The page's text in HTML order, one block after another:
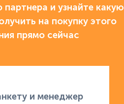
и узнайте какую
на покупку этого
прямо сейчас
и менеджер